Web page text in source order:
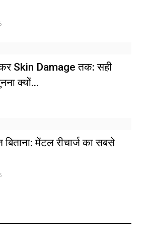
Skin Damage तक: सही
क्यों...
मेंटल रीचार्ज का सबसे